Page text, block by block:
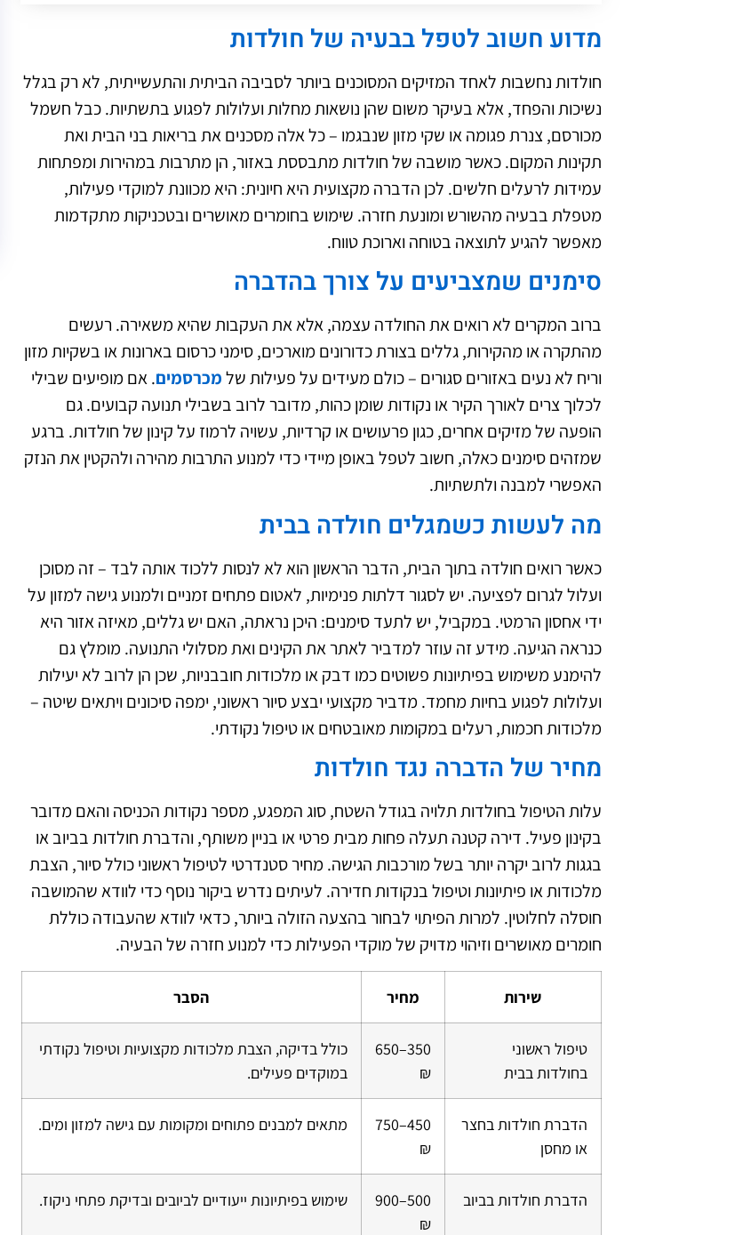
הדברת חולדות בצנרת ובמערכות ביוב
איך מבדילים בין חולדה לעכבר קטן
מדוע חשוב לטפל בבעיה של חולדות
חולדות נחשבות לאחד המזיקים המסוכנים ביותר לסביבה הביתית והתעשייתית, לא רק בגלל
נשיכות והפחד, אלא בעיקר משום שהן נושאות מחלות ועלולות לפגוע בתשתיות. כבל חשמל
מכורסם, צנרת פגומה או שקי מזון שנבגמו – כל אלה מסכנים את בריאות בני הבית ואת
תקינות המקום. כאשר מושבה של חולדות מתבססת באזור, הן מתרבות במהירות ומפתחות
עמידות לרעלים חלשים. לכן הדברה מקצועית היא חיונית: היא מכוונת למוקדי פעילות,
מטפלת בבעיה מהשורש ומונעת חזרה. שימוש בחומרים מאושרים ובטכניקות מתקדמות
מאפשר להגיע לתוצאה בטוחה וארוכת טווח.
סימנים שמצביעים על צורך בהדברה
ברוב המקרים לא רואים את החולדה עצמה, אלא את העקבות שהיא משאירה. רעשים
מהתקרה או מהקירות, גללים בצורת כדורונים מוארכים, סימני כרסום בארונות או בשקיות מזון
וריח לא נעים באזורים סגורים – כולם מעידים על פעילות שלמכרסמים. אם מופיעים שבילי
לכלוך צרים לאורך הקיר או נקודות שומן כהות, מדובר לרוב בשבילי תנועה קבועים. גם
הופעה של מזיקים אחרים, כגון פרעושים או קרדיות, עשויה לרמוז על קינון של חולדות. ברגע
שמזהים סימנים כאלה, חשוב לטפל באופן מיידי כדי למנוע התרבות מהירה ולהקטין את הנזק
האפשרי למבנה ולתשתיות.
מה לעשות כשמגלים חולדה בבית
כאשר רואים חולדה בתוך הבית, הדבר הראשון הוא לא לנסות ללכוד אותה לבד – זה מסוכן
ועלול לגרום לפציעה. יש לסגור דלתות פנימיות, לאטום פתחים זמניים ולמנוע גישה למזון על
ידי אחסון הרמטי. במקביל, יש לתעד סימנים: היכן נראתה, האם יש גללים, מאיזה אזור היא
כנראה הגיעה. מידע זה עוזר למדביר לאתר את הקינים ואת מסלולי התנועה. מומלץ גם
להימנע משימוש בפיתיונות פשוטים כמו דבק או מלכודות חובבניות, שכן הן לרוב לא יעילות
ועלולות לפגוע בחיות מחמד. מדביר מקצועי יבצע סיור ראשוני, ימפה סיכונים ויתאים שיטה –
מלכודות חכמות, רעלים במקומות מאובטחים או טיפול נקודתי.
מחיר של הדברה נגד חולדות
עלות הטיפול בחולדות תלויה בגודל השטח, סוג המפגע, מספר נקודות הכניסה והאם מדובר
בקינון פעיל. דירה קטנה תעלה פחות מבית פרטי או בניין משותף, והדברת חולדות בביוב או
בגגות לרוב יקרה יותר בשל מורכבות הגישה. מחיר סטנדרטי לטיפול ראשוני כולל סיור, הצבת
מלכודות או פיתיונות וטיפול בנקודות חדירה. לעיתים נדרש ביקור נוסף כדי לוודא שהמושבה
חוסלה לחלוטין. למרות הפיתוי לבחור בהצעה הזולה ביותר, כדאי לוודא שהעבודה כוללת
חומרים מאושרים וזיהוי מדויק של מוקדי הפעילות כדי למנוע חזרה של הבעיה.
שירות מחיר הסבר
טיפול ראשוני
בחולדות בבית
350–650
₪
כולל בדיקה, הצבת מלכודות מקצועיות וטיפול נקודתי
במוקדים פעילים.
הדברת חולדות בחצר
או מחסן
450–750
₪
מתאים למבנים פתוחים ומקומות עם גישה למזון ומים.
הדברת חולדות בביוב
500–900
₪
שימוש בפיתיונות ייעודיים לביובים ובדיקת פתחי ניקוז.